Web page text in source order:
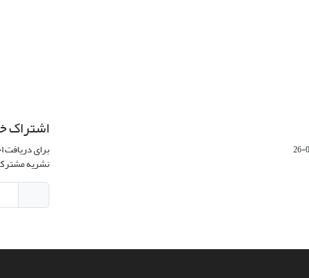
اشتراک
برای دریافت
نشریه